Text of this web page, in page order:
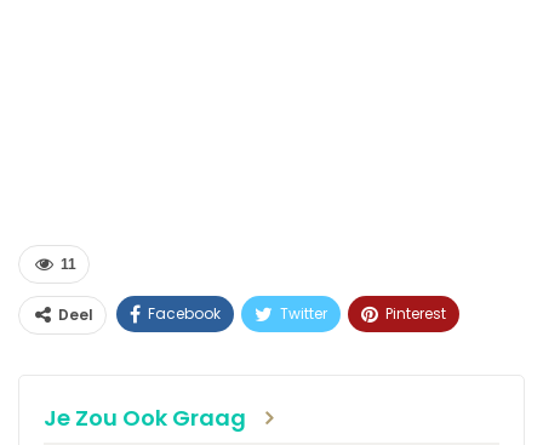
11
Deel Facebook Twitter Pinterest
Je Zou Ook Graag